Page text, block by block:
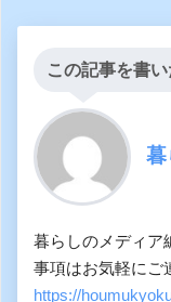
この記事を書い
暮らしのメディア
事項はお気軽にご
https://